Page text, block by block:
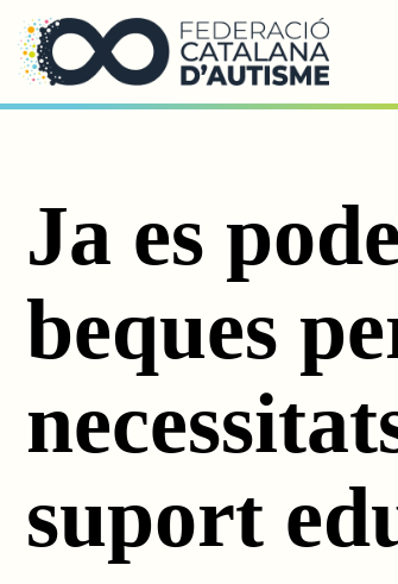
Saltar al contingut principal
Ja es
beques
suport